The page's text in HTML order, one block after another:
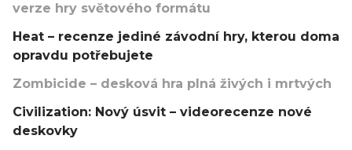
verze hry světového formátu
Heat – recenze jediné závodní hry, kterou doma
opravdu potřebujete
Zombicide – desková hra plná živých i mrtvých
Civilization: Nový úsvit – videorecenze nové
deskovky